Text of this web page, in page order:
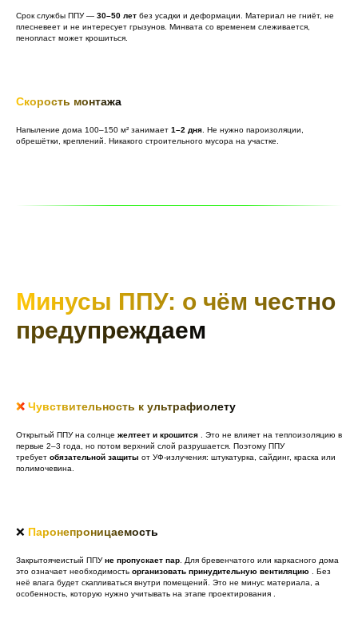
Срок службы ППУ — 30–50 лет без усадки и деформации. Материал не гниёт, не
плесневеет и не интересует грызунов. Минвата со временем слеживается,
пенопласт может крошиться.
Скорость монтажа
Напыление дома 100–150 м² занимает 1–2 дня. Не нужно пароизоляции,
обрешётки, креплений. Никакого строительного мусора на участке.
Минусы ППУ: о чём честно
предупреждаем
❌ Чувствительность к ультрафиолету
Открытый ППУ на солнце желтеет и крошится . Это не влияет на теплоизоляцию в
первые 2–3 года, но потом верхний слой разрушается. Поэтому ППУ
требует обязательной защиты от УФ-излучения: штукатурка, сайдинг, краска или
полимочевина.
❌ Паронепроницаемость
Закрытоячеистый ППУне пропускает пар. Для бревенчатого или каркасного дома
это означает необходимость организовать принудительную вентиляцию . Без
неё влага будет скапливаться внутри помещений. Это не минус материала, а
особенность, которую нужно учитывать на этапе проектирования .